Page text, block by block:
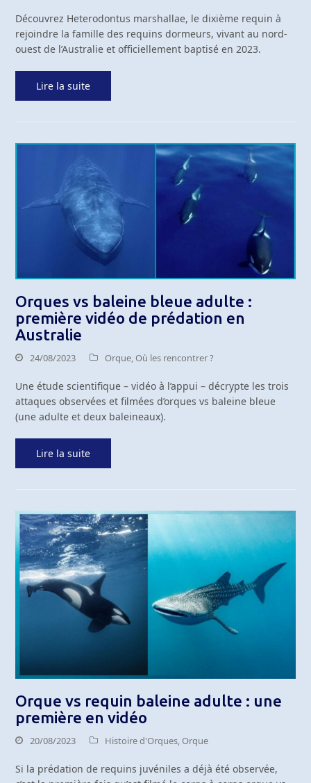
Découvrez Heterodontus marshallae, le dixième requin à
rejoindre la famille des requins dormeurs, vivant au nord-
ouest de l’Australie et officiellement baptisé en 2023.
Lire la suite
Orques vs baleine bleue adulte :
première vidéo de prédation en
Australie
24/08/2023 Orque,Où les rencontrer ?
Une étude scientifique – vidéo à l’appui – décrypte les trois
attaques observées et filmées d’orques vs baleine bleue
(une adulte et deux baleineaux).
Lire la suite
Orque vs requin baleine adulte : une
première en vidéo
20/08/2023 Histoire d'Orques,Orque
Si la prédation de requins juvéniles a déjà été observée,